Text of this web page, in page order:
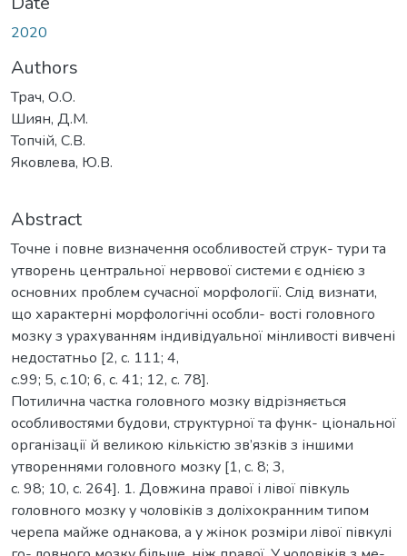
2020
Authors
Трач, О.О.
Шиян, Д.М.
Топчій, С.В.
Яковлева, Ю.В.
Abstract
Точне і повне визначення особливостей струк- тури та
утворень центральної нервової системи є однією з
основних проблем сучасної морфології. Слід визнати,
що характерні морфологічні особли- вості головного
мозку з урахуванням індивідуальної мінливості вивчені
недостатньо [2, c. 111; 4,
c.99; 5, c.10; 6, c. 41; 12, c. 78].
Потилична частка головного мозку відрізняється
особливостями будови, структурної та функ- ціональної
організації й великою кількістю зв’язків з іншими
утвореннями головного мозку [1, c. 8; 3,
c. 98; 10, c. 264]. 1. Довжина правої і лівої півкуль
головного мозку у чоловіків з доліхокранним типом
черепа майже однакова, а у жінок розміри лівої півкулі